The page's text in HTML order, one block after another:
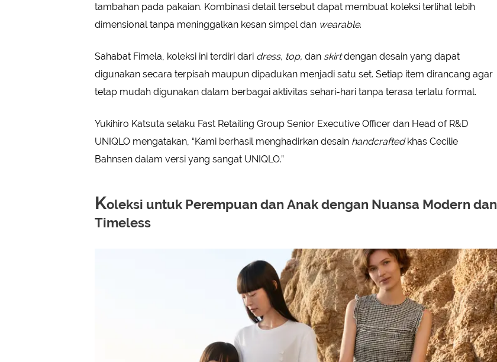
tambahan pada pakaian. Kombinasi detail tersebut dapat membuat koleksi terlihat lebih
dimensional tanpa meninggalkan kesan simpel dan wearable.
Sahabat Fimela, koleksi ini terdiri dari dress, top, dan skirtdengan desain yang dapat
digunakan secara terpisah maupun dipadukan menjadi satu set. Setiap item dirancang agar
tetap mudah digunakan dalam berbagai aktivitas sehari-hari tanpa terasa terlalu formal.
Yukihiro Katsuta selaku Fast Retailing Group Senior Executive Officer dan Head of R&D
UNIQLO mengatakan, “Kami berhasil menghadirkan desain handcraftedkhas Cecilie
Bahnsen dalam versi yang sangat UNIQLO.”
Koleksi untuk Perempuan dan Anak dengan Nuansa Modern dan
Timeless